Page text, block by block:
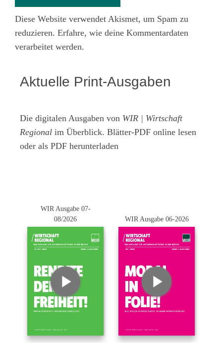
Diese Website verwendet Akismet, um Spam zu
reduzieren. Erfahre, wie deine Kommentardaten
verarbeitet werden.
Aktuelle Print-Ausgaben
Die digitalen Ausgaben von WIR | Wirtschaft
Regional im Überblick. Blätter-PDF online lesen
oder als PDF herunterladen
WIR Ausgabe 07-
08/2026
WIR Ausgabe 06-2026